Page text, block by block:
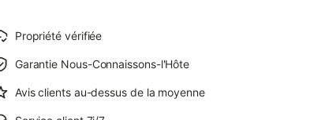
Propriété vérifiée
Garantie Nous-Connaissons-l'Hôte
Avis clients au-dessus de la moyenne